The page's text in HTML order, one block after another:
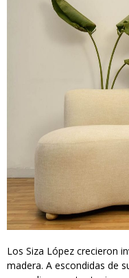
Los Siza López crecieron
madera. A escondidas de